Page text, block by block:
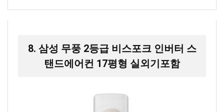
8. 삼성 무풍 2등급 비스포크 인버터 스
탠드에어컨 17평형 실외기포함